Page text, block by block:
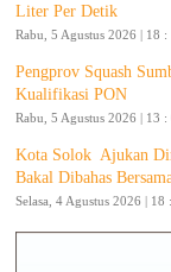
Liter Per Detik
Rabu, 5 Agustus 2026 | 18 :
Pengprov Squash
Kualifikasi PON
Rabu, 5 Agustus 2026 | 13 :
Kota Solok Ajukan
Bakal Dibahas
Selasa, 4 Agustus 2026 | 18